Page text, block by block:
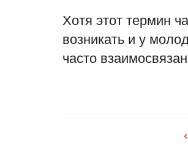
Хотя этот термин
возникать и у
часто